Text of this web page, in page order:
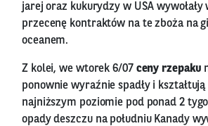
jarej oraz kukurydzy w USA wywołały
przecenę kontraktów na te zboża na
oceanem.
Z kolei, we wtorek 6/07 ceny rzepaku
ponownie wyraźnie spadły i
najniższym poziomie pod ponad 2
opady deszczu na południu Kanady